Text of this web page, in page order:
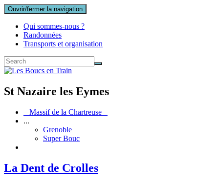
Ouvrir/fermer la navigation
Qui sommes-nous ?
Randonnées
Transports et organisation
St Nazaire les Eymes
– Massif de la Chartreuse –
...
Grenoble
Super Bouc
La Dent de Crolles